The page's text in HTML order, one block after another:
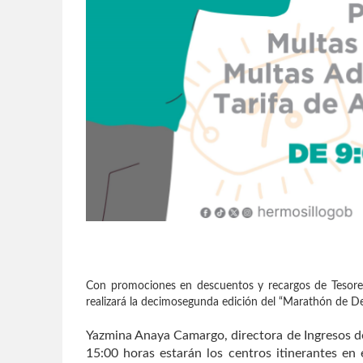
Con promociones en descuentos y recargos de
realizará la decimosegunda edición del “Marathón de
Yazmina Anaya Camargo, directora de Ingresos
15:00 horas estarán los centros itinerantes